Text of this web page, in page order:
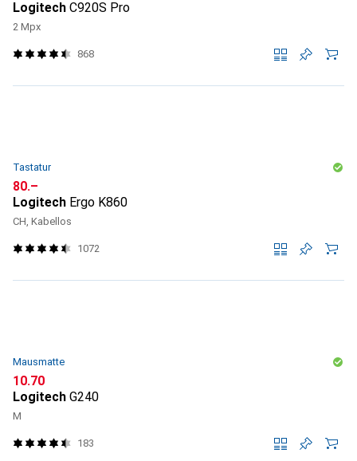
Logitech C920S Pro
2 Mpx
868
Tastatur
CHF
80.–
Logitech Ergo K860
CH, Kabellos
1072
Mausmatte
CHF
10.70
Logitech G240
M
183